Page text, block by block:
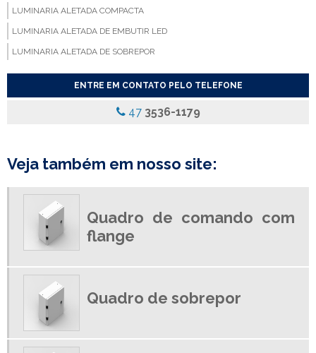
LUMINARIA ALETADA COMPACTA
LUMINARIA ALETADA DE EMBUTIR LED
LUMINARIA ALETADA DE SOBREPOR
LUMINARIA ALETADA EMBUTIR
LUMINARIA COM DIFUSOR ACRILICO
LUMINARIA COM REFLETOR
LUMINARIA COM REFLETOR DE ALUMINIO
LUMINARIA COMERCIAL
LUMINARIA DE EMBUTIR
LUMINARIA DE EMBUTIR PREÇO
LUMINARIA DE LED EMPRESA
ENTRE EM CONTATO PELO TELEFONE
47 3536-1179
Veja também em nosso site:
Quadro de comando com
flange
Quadro de sobrepor